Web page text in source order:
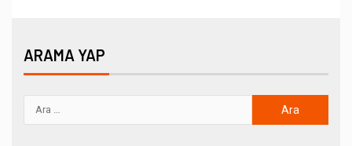
ARAMA YAP